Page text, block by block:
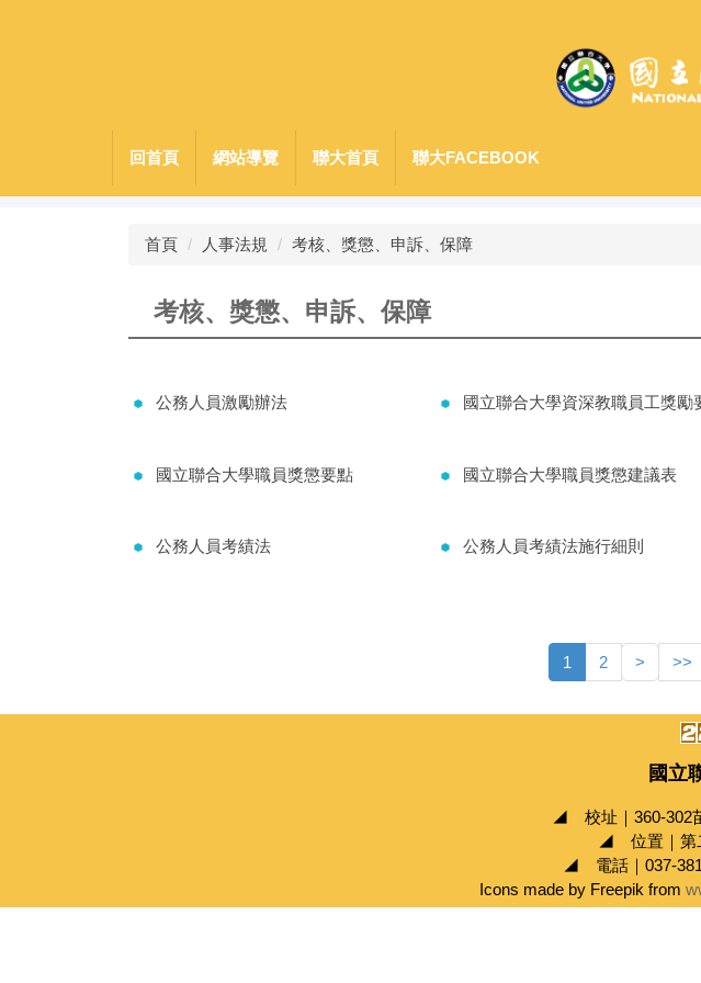
回首頁 網站導覽 聯大首頁 聯大FACEBOOK
首頁 人事法規 考核、獎懲、申訴、保障
考核、獎懲、申訴、保障
公務人員激勵辦法 國立聯合大學資深教職員工獎勵
國立聯合大學職員獎懲要點 國立聯合大學職員獎懲建議表
公務人員考績法 公務人員考績法施行細則
1 2 > >>
國立
◢ 校址｜360-302
◢ 位置｜第
◢ 電話｜037-
Icons made by Freepik from